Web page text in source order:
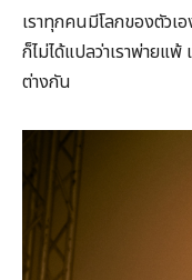
เราทุกคนมีโลกของตัวเ
ก็ไม่ได้แปลว่าเราพ่ายแ
ต่างกัน